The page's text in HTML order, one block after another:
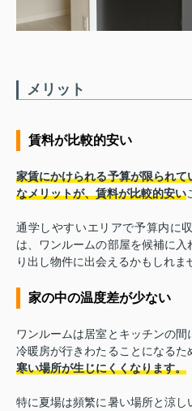
メリット
賃料が比較的安い
家賃にかけられる予算が限られ
なメリットが、賃料が比較的安い
通学しやすいエリアで予算内に
は、ワンルームの部屋を候補に
り出し物件に出会えるかもしれま
家の中の温度差が少ない
ワンルームは居室とキッチンの
冷暖房が行きわたることになるた
寒い場所が生じにくくなります。
特に夏場は頻繁に暑い場所と涼